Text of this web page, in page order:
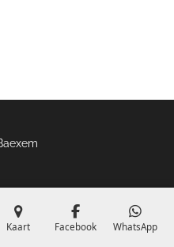
Kaart Facebook WhatsApp